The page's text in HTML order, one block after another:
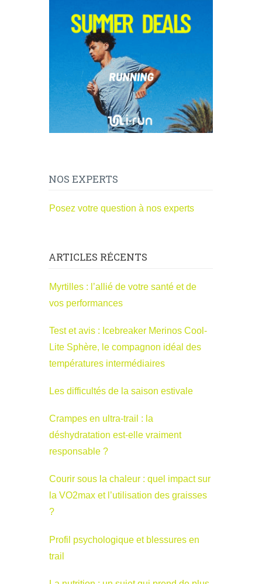
NOS EXPERTS
Posez votre question à nos experts
ARTICLES RÉCENTS
Myrtilles : l’allié de votre santé et de
vos performances
Test et avis : Icebreaker Merinos Cool-
Lite Sphère, le compagnon idéal des
températures intermédiaires
Les difficultés de la saison estivale
Crampes en ultra-trail : la
déshydratation est-elle vraiment
responsable ?
Courir sous la chaleur : quel impact sur
la VO2max et l’utilisation des graisses
?
Profil psychologique et blessures en
trail